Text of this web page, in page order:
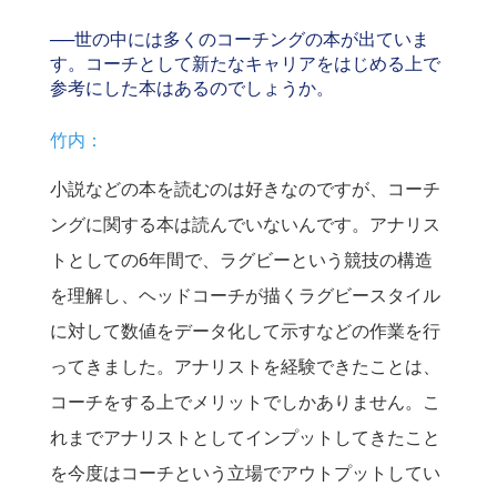
──世の中には多くのコーチングの本が出ていま
す。コーチとして新たなキャリアをはじめる上で
参考にした本はあるのでしょうか。
竹内：
小説などの本を読むのは好きなのですが、コーチ
ングに関する本は読んでいないんです。アナリス
トとしての6年間で、ラグビーという競技の構造
を理解し、ヘッドコーチが描くラグビースタイル
に対して数値をデータ化して示すなどの作業を行
ってきました。アナリストを経験できたことは、
コーチをする上でメリットでしかありません。こ
れまでアナリストとしてインプットしてきたこと
を今度はコーチという立場でアウトプットしてい